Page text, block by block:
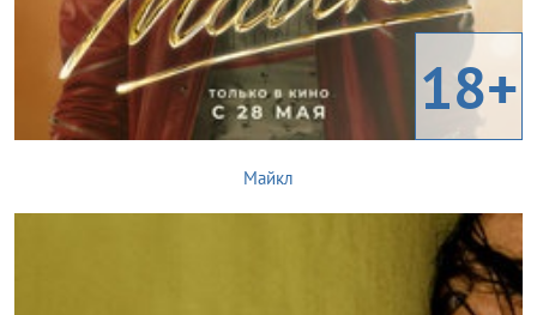
18+
Майкл